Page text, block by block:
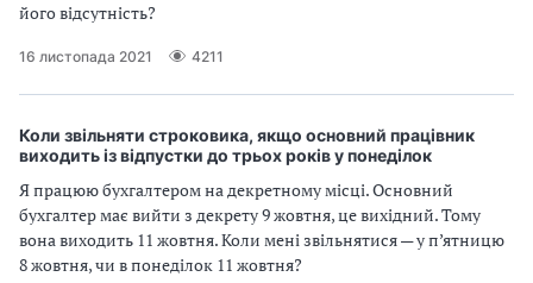
його відсутність?
16 листопада 2021 4211
Коли звільняти строковика, якщо основний працівник
виходить із відпустки до трьох років у понеділок
Я працюю бухгалтером на декретному місці. Основний
бухгалтер має вийти з декрету 9 жовтня, це вихідний. Тому
вона виходить 11 жовтня. Коли мені звільнятися — у п’ятницю
8 жовтня, чи в понеділок 11 жовтня?